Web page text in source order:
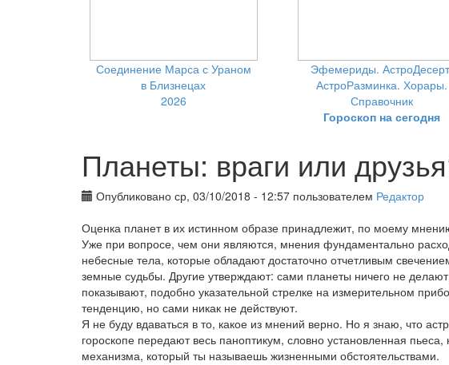
Соединение Марса с Ураном
в Близнецах
2026
Эфемериды.
АстроРазминка. Хорары.
Справочник
Гороскоп на сегодня
Планеты: враги или
Опубликовано ср, 03/10/2018 - 12:57 пользователем Редактор
Оценка планет в их истинном образе принадлежит, по моему
Уже при вопросе, чем они являются, мнения фундаментально
небесные тела, которые обладают достаточно отчетливым
земные судьбы. Другие утверждают: сами планеты ничего не
показывают, подобно указательной стрелке на измерительном
тенденцию, но сами никак не действуют.
Я не буду вдаваться в то, какое из мнений верно. Но я знаю, что
гороскопе передают весь паноптикум, словно установленная пьеса,
механизма, который ты называешь жизненными обстоятельствами.